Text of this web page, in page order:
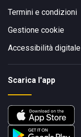
Termini e condizioni
Gestione cookie
Accessibilità digitale
Scarica l'app